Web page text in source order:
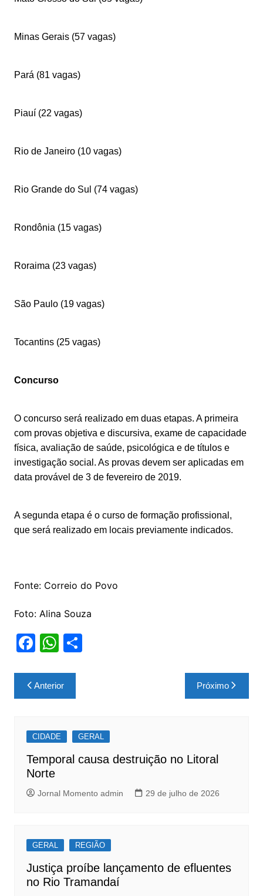
Minas Gerais (57 vagas)
Pará (81 vagas)
Piauí (22 vagas)
Rio de Janeiro (10 vagas)
Rio Grande do Sul (74 vagas)
Rondônia (15 vagas)
Roraima (23 vagas)
São Paulo (19 vagas)
Tocantins (25 vagas)
Concurso
O concurso será realizado em duas etapas. A primeira
com provas objetiva e discursiva, exame de capacidade
física, avaliação de saúde, psicológica e de títulos e
investigação social. As provas devem ser aplicadas em
data provável de 3 de fevereiro de 2019.
A segunda etapa é o curso de formação profissional,
que será realizado em locais previamente indicados.
Fonte: Correio do Povo
Foto: Alina Souza
F
c
e
o
o
k
W
at
s
p
p
S
Navegação
de
Anterior Próximo
CIDADE GERAL
Temporal causa destruição no Litoral
Norte
Jornal Momento admin 29 de julho de 2026
GERAL REGIÃO
Justiça proíbe lançamento de efluentes
no Rio Tramandaí